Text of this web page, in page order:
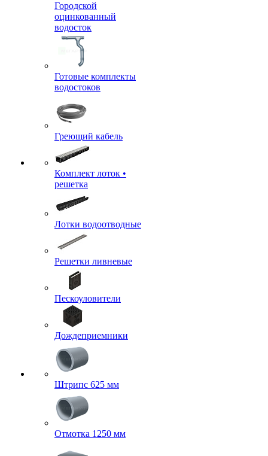
Городской
оцинкованный
водосток
Готовые комплекты
водостоков
Греющий кабель
Комплект лоток •
решетка
Лотки водоотводные
Решетки ливневые
Пескоуловители
Дождеприемники
Штрипс 625 мм
Отмотка 1250 мм